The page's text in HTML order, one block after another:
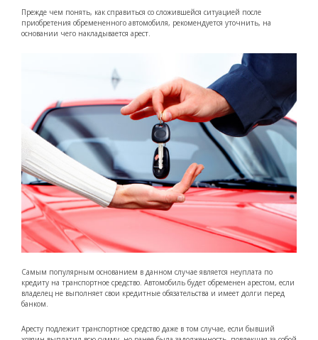
Прежде чем понять, как справиться со сложившейся ситуацией после
приобретения обремененного автомобиля, рекомендуется уточнить, на
основании чего накладывается арест.
Самым популярным основанием в данном случае является неуплата по
кредиту на транспортное средство. Автомобиль будет обременен арестом, если
владелец не выполняет свои кредитные обязательства и имеет долги перед
банком.
Аресту подлежит транспортное средство даже в том случае, если бывший